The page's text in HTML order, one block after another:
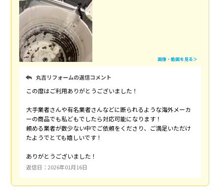
画像・動画を見る＞
丸吉リフォームの返信コメント
この度はご利用ありがとうございました！
大手業者さんや有名業者さんなどに断られるような海外メーカ
ーの商品でも私どもでしたら対応可能になります！
頼める業者が数少ない中でご依頼をくださり、ご満足いただけ
たようでとても嬉しいです！
ありがとうございました！
返信日：2026年01月16日